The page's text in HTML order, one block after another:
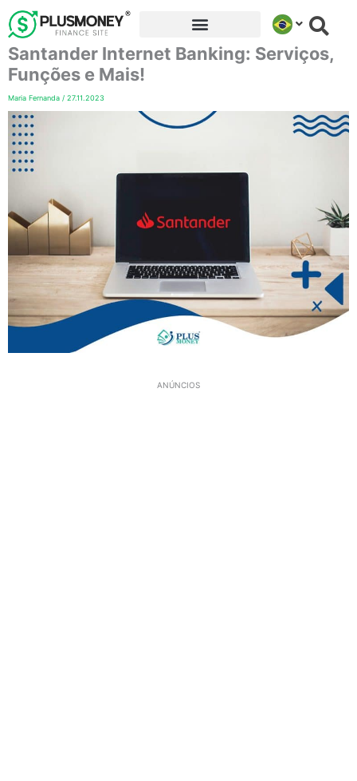
para
conteúdo
Santander Internet Banking: Serviços,
Funções e Mais!
Maria Fernanda / 27.11.2023
ANÚNCIOS